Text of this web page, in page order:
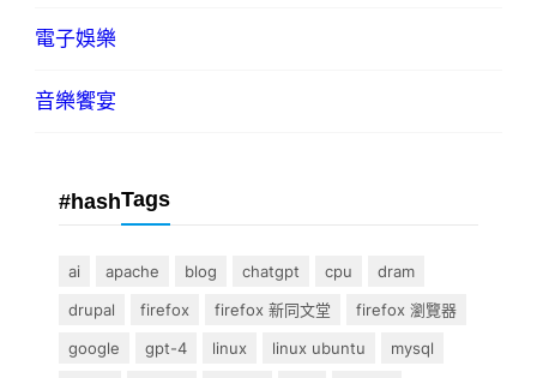
電子娛樂
音樂饗宴
#hashTags
ai apache blog chatgpt cpu
dram
drupal
firefox firefox 新同文堂
firefox 瀏覽器
google
gpt-4 linux linux ubuntu
mysql